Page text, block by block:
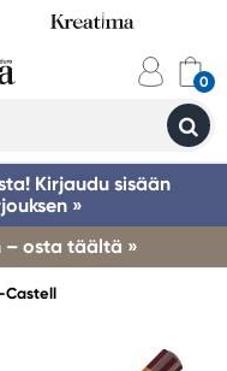
Kirjaudu sisään
»
– osta täältä »
Castell